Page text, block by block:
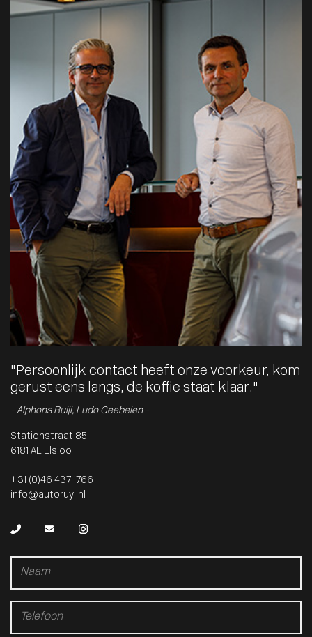
"Persoonlijk contact heeft onze voorkeur, kom
gerust eens langs, de koffie staat klaar."
- Alphons Ruijl, Ludo Geebelen -
Stationstraat 85
6181 AE Elsloo
+31 (0)46 437 1766
info@autoruyl.nl